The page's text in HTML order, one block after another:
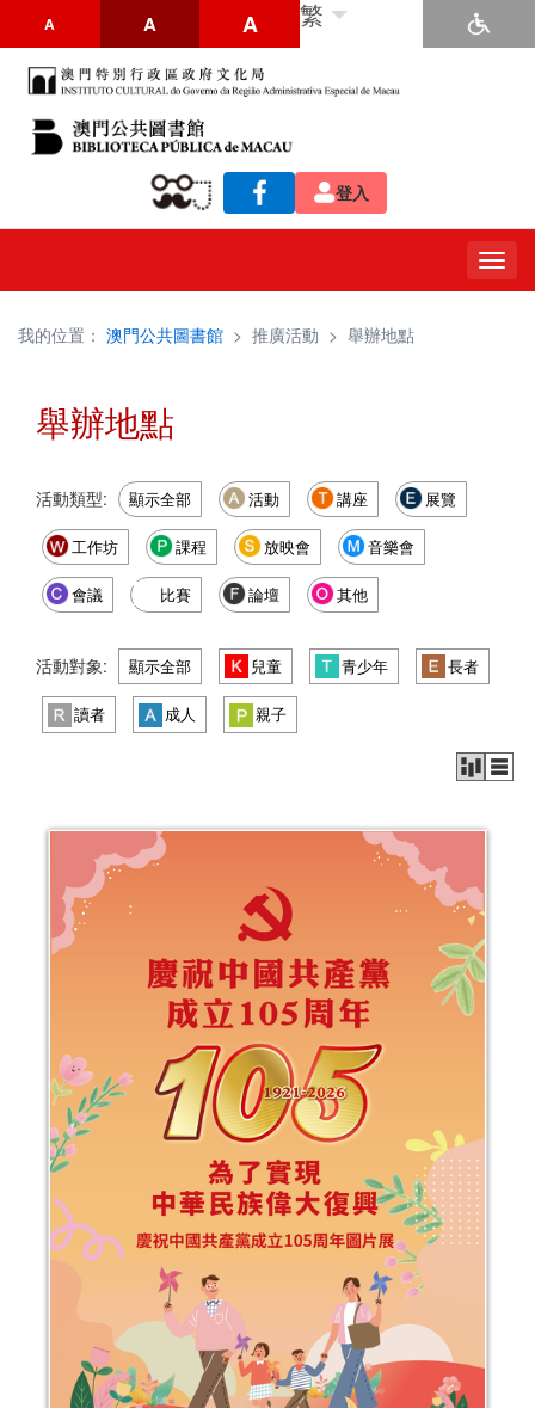
A A A 繁
登入
我的位置： 澳門公共圖書館 > 推廣活動 > 舉辦地點
舉辦地點
活動類型: 顯示全部 活動 講座 展覽
工作坊 課程 放映會 音樂會
會議 比賽 論壇 其他
活動對象: 顯示全部 兒童 青少年 長者
讀者 成人 親子